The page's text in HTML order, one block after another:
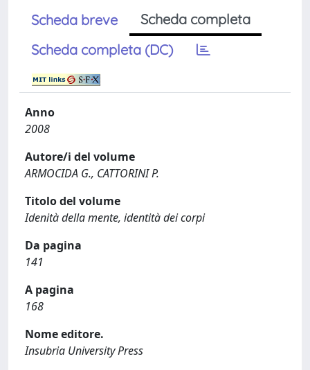
Scheda breve
Scheda completa
Scheda completa (DC)
Anno
2008
Autore/i del volume
ARMOCIDA G., CATTORINI P.
Titolo del volume
Idenità della mente, identità dei corpi
Da pagina
141
A pagina
168
Nome editore.
Insubria University Press